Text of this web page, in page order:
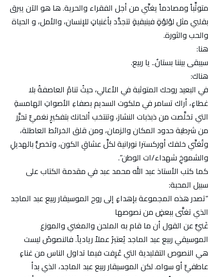
متوثِّباً ومصادماً يغنِّي من أجل الفقراء والحرية. ها هو الآن يبرق
بقلبي مثل لؤلؤةٍ فينيقيةٍ تتجدَّد بأغنياتٍ للإنسان، والأمل، و الحياة
والحب والثورة.
هنا:
سيبقى بيننا بستانٌ.. يا ربيع.
هناك:
في البعيد روحك المتوثبة في الأعالي، حيثُ تنامُ العاصفةُ بلا
غطاءٍ، أراك تسامر في ملكوت السديم بصفاءِ الأصواتِ الهامسةِ
التي تخلَّصت من ذبذبات النشاز، وتنتخب ألحانك بتفكيرٍ نغميٍّ تحرَّر
من شرطية حدود المكان والزمان، ومن قلق الخرائط العاطلة،
وتُغنِّي خلفك أوركسترا نورانية لكلِّ عشاقِ الكون، وتخصُّ بالهديلِ
والشموخِ شهداء/ات الوطن”.
كما كتب الأستاذ عبد الله محمد عبد في مقدمة الكتاب على
سبيل المحبة:
“تصدر هذه المجموعة بإهداءٍ إلى روح الموسيقار ربيع عبد الماجد
الذي تغنَّى ببعضٍ من نصوصها
غَنيٌّ عن القول أن ما قام به الملحن والمغني والموزع
الموسيقي ربيع عبد الماجد يُعتبرُ عملاً ريادياً. فالنصوصُ ليست
هي النصوص التقليدية التي عُرِفت فيما تداول الناس من غناءٍ
عاطفيٍّ أو سواه. لكن الموسيقار ربيع عبد الماجد، الذي بدأ